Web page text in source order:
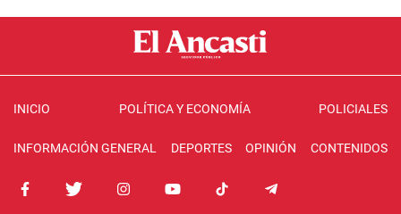
INICIO POLÍTICA Y ECONOMÍA POLICIALES
INFORMACIÓN GENERAL DEPORTES OPINIÓN CONTENIDOS